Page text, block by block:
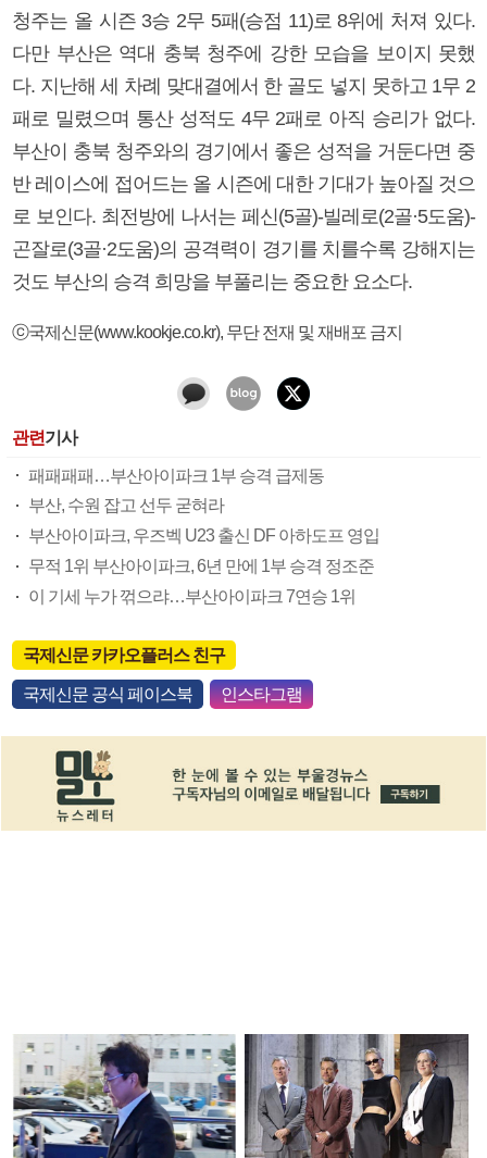
청주는 올 시즌 3승 2무 5패(승점 11)로 8위에 처져 있다.
다만 부산은 역대 충북 청주에 강한 모습을 보이지 못했
다. 지난해 세 차례 맞대결에서 한 골도 넣지 못하고 1무 2
패로 밀렸으며 통산 성적도 4무 2패로 아직 승리가 없다.
부산이 충북 청주와의 경기에서 좋은 성적을 거둔다면 중
반 레이스에 접어드는 올 시즌에 대한 기대가 높아질 것으
로 보인다. 최전방에 나서는 페신(5골)-빌레로(2골·5도움)-
곤잘로(3골·2도움)의 공격력이 경기를 치를수록 강해지는
것도 부산의 승격 희망을 부풀리는 중요한 요소다.
ⓒ국제신문(www.kookje.co.kr), 무단 전재 및 재배포 금지
관련기사
패패패패…부산아이파크 1부 승격 급제동
부산, 수원 잡고 선두 굳혀라
부산아이파크, 우즈벡 U23 출신 DF 아하도프 영입
무적 1위 부산아이파크, 6년 만에 1부 승격 정조준
이 기세 누가 꺾으랴…부산아이파크 7연승 1위
국제신문 카카오플러스 친구
국제신문 공식 페이스북 인스타그램